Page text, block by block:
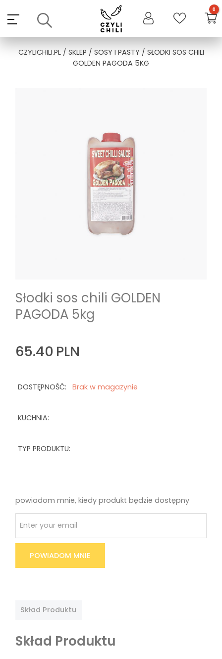
content
CZYLICHILI.PL/ SKLEP / SOSY I PASTY/ SŁODKI SOS CHILI
GOLDEN PAGODA 5KG
Słodki sos chili GOLDEN
PAGODA 5kg
65.40 PLN
DOSTĘPNOŚĆ: Brak w magazynie
KUCHNIA:
TYP PRODUKTU:
powiadom mnie, kiedy produkt będzie dostępny
POWIADOM MNIE
Skład Produktu
Skład Produktu